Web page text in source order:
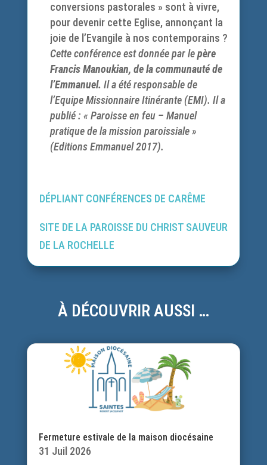
conversions pastorales » sont à vivre,
pour devenir cette Eglise, annonçant la
joie de l’Evangile à nos contemporains ?
Cette conférence est donnée par lepère
Francis Manoukian, de la communauté de
l’Emmanuel. Il a été responsable de
l’Equipe Missionnaire Itinérante (EMI). Il a
publié : « Paroisse en feu – Manuel
pratique de la mission paroissiale »
(Editions Emmanuel 2017).
DÉPLIANT CONFÉRENCES DE CARÊME
SITE DE LA PAROISSE DU CHRIST SAUVEUR
DE LA ROCHELLE
À DÉCOUVRIR AUSSI …
Fermeture estivale de la maison diocésaine
31 Juil 2026